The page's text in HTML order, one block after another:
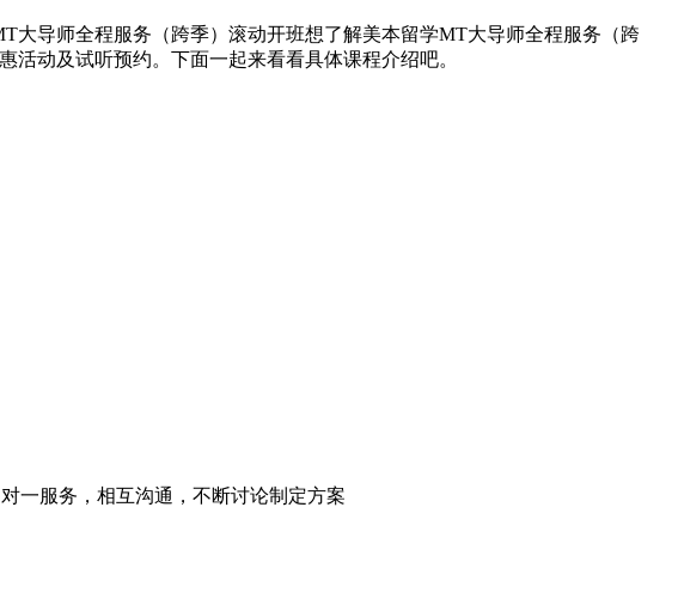
导师全程服务（跨季）滚动开班想了解美本留学MT大导师全程服务（跨
动及试听预约。下面一起来看看具体课程介绍吧。
一服务，相互沟通，不断讨论制定方案